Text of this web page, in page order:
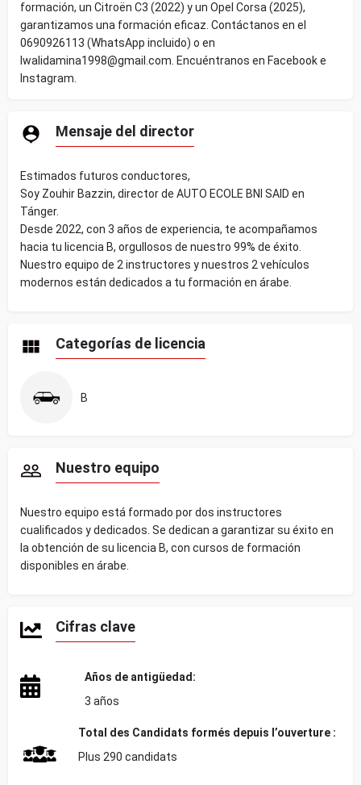
formación, un Citroën C3 (2022) y un Opel Corsa (2025),
garantizamos una formación eficaz. Contáctanos en el
0690926113 (WhatsApp incluido) o en
lwalidamina1998@gmail.com. Encuéntranos en Facebook e
Instagram.
Mensaje del director
Estimados futuros conductores,
Soy Zouhir Bazzin, director de AUTO ECOLE BNI SAID en
Tánger.
Desde 2022, con 3 años de experiencia, te acompañamos
hacia tu licencia B, orgullosos de nuestro 99% de éxito.
Nuestro equipo de 2 instructores y nuestros 2 vehículos
modernos están dedicados a tu formación en árabe.
Categorías de licencia
B
Nuestro equipo
Nuestro equipo está formado por dos instructores
cualificados y dedicados. Se dedican a garantizar su éxito en
la obtención de su licencia B, con cursos de formación
disponibles en árabe.
Cifras clave
Años de antigüedad:
3 años
Total des Candidats formés depuis l’ouverture :
Plus 290 candidats